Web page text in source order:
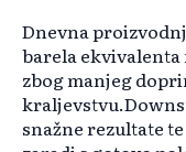
Dnevna
barela
zbog manjeg
snažne rezultate